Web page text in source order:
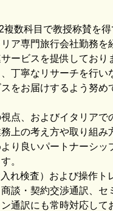
数科目で教授称賛を得
ア専門旅行会社勤務を
ービスを提供しており
丁寧なリサーチを行い
をお届けするよう努め
点、およびイタリアで
上の考え方や取り組み
り良いパートナーシッ
。
れ検査）および操作ト
談・契約交渉通訳、セ
通訳にも常時対応して